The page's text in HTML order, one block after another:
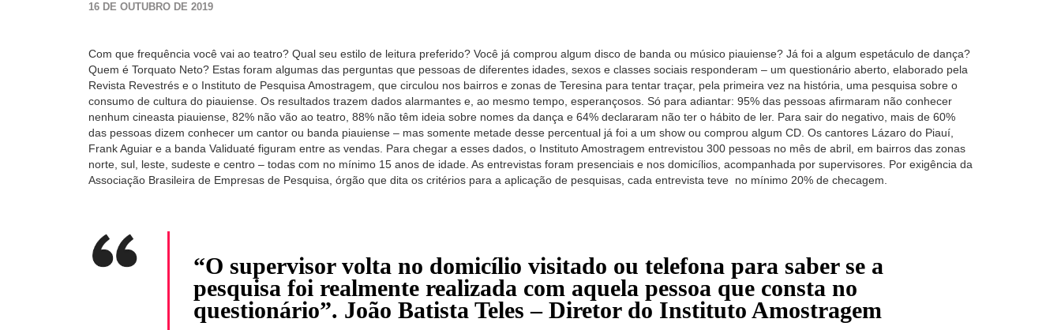
16 DE OUTUBRO DE 2019
Com que frequência você vai ao teatro? Qual seu estilo de leitura preferido? Você já comprou algum disco de banda ou músico piauiense? Já foi a algum espetáculo de dança?
Quem é Torquato Neto? Estas foram algumas das perguntas que pessoas de diferentes idades, sexos e classes sociais responderam – um questionário aberto, elaborado pela
Revista Revestrés e o Instituto de Pesquisa Amostragem, que circulou nos bairros e zonas de Teresina para tentar traçar, pela primeira vez na história, uma pesquisa sobre o
consumo de cultura do piauiense. Os resultados trazem dados alarmantes e, ao mesmo tempo, esperançosos. Só para adiantar: 95% das pessoas afirmaram não conhecer
nenhum cineasta piauiense, 82% não vão ao teatro, 88% não têm ideia sobre nomes da dança e 64% declararam não ter o hábito de ler. Para sair do negativo, mais de 60%
das pessoas dizem conhecer um cantor ou banda piauiense – mas somente metade desse percentual já foi a um show ou comprou algum CD. Os cantores Lázaro do Piauí,
Frank Aguiar e a banda Validuaté figuram entre as vendas. Para chegar a esses dados, o Instituto Amostragem entrevistou 300 pessoas no mês de abril, em bairros das zonas
norte, sul, leste, sudeste e centro – todas com no mínimo 15 anos de idade. As entrevistas foram presenciais e nos domicílios, acompanhada por supervisores. Por exigência da
Associação Brasileira de Empresas de Pesquisa, órgão que dita os critérios para a aplicação de pesquisas, cada entrevista teve no mínimo 20% de checagem.
“O supervisor volta no domicílio visitado ou telefona para saber se a
pesquisa foi realmente realizada com aquela pessoa que consta no
questionário”. João Batista Teles – Diretor do Instituto Amostragem